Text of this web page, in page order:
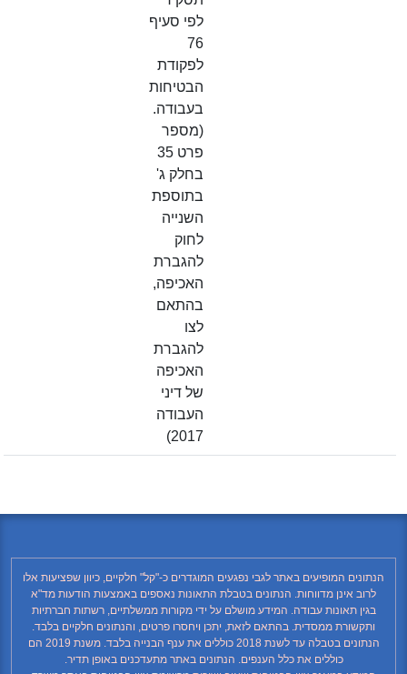
לפי סעיף
76
לפקודת
הבטיחות
בעבודה.
(מספר
פרט 35
בחלק ג'
בתוספת
השנייה
לחוק
להגברת
האכיפה,
בהתאם
לצו
להגברת
האכיפה
של דיני
העבודה
2017)
הנתונים המופיעים באתר לגבי נפגעים המוגדרים כ-"קל" חלקיים, כיוון שפציעות אלו
לרוב אינן מדווחות. הנתונים בטבלת התאונות נאספים באמצעות הודעות מד"א
בגין תאונות עבודה. המידע מושלם על ידי מקורות ממשלתיים, רשתות חברתיות
ותקשורת ממסדית. בהתאם לזאת, יתכן ויחסרו פרטים, והנתונים חלקיים בלבד.
הנתונים בטבלה עד לשנת 2018 כוללים את ענף הבנייה בלבד. משנת 2019 הם
כוללים את כלל הענפים. הנתונים באתר מתעדכנים באופן תדיר.